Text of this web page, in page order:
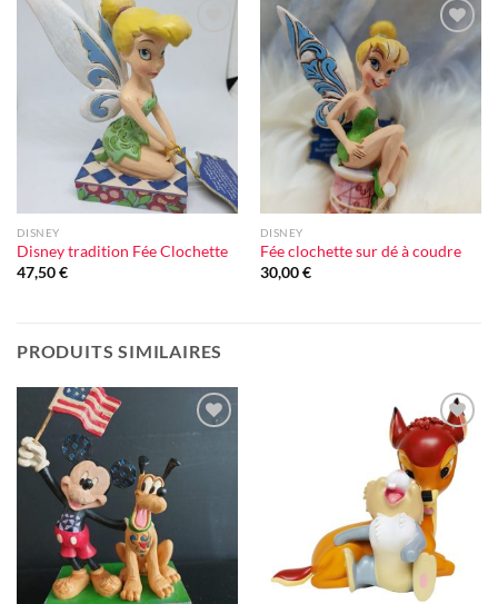
à la liste
DISNEY
Disney tradition Fée Clochette
47,50€
Ajouter
à la liste
d'envie
DISNEY
Fée clochette sur dé à coudre
30,00€
PRODUITS SIMILAIRES
Ajouter
à la liste
d'envie